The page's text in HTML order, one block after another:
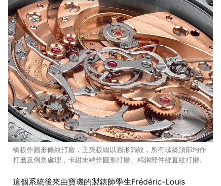
橋板作圓形條紋打磨，主夾板綴以圓形飾紋，所有螺絲頂部均作
打磨及倒角處理，卡鉗末端作圓形打磨、精鋼部件經直紋打磨。
這個系統後來由寶璣的製錶師學生Frédéric-Louis